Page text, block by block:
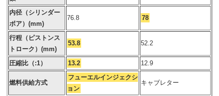
内径（シリンダー
ボア）(mm)
76.8 78
行程（ピストンス
トローク）(mm)
53.8 52.2
圧縮比（:1） 13.2 12.9
燃料供給方式
フューエルインジェクシ
ョン
キャブレター